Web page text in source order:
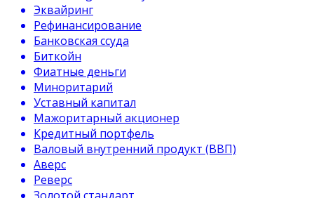
Эквайринг
Рефинансирование
Банковская ссуда
Биткойн
Фиатные деньги
Миноритарий
Уставный капитал
Мажоритарный акционер
Кредитный портфель
Валовый внутренний продукт (ВВП)
Аверс
Реверс